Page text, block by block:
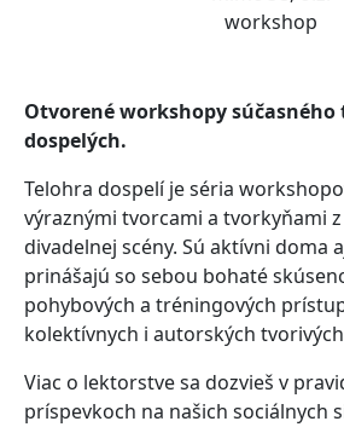
workshop
Otvorené workshopy súčasného
dospelých.
Telohra dospelí je séria
výraznými tvorcami a tvorkyňami
divadelnej scény. Sú aktívni doma
prinášajú so sebou bohaté
pohybových a tréningových
kolektívnych i autorských
Viac o lektorstve sa dozvieš v
príspevkoch na našich sociálnych